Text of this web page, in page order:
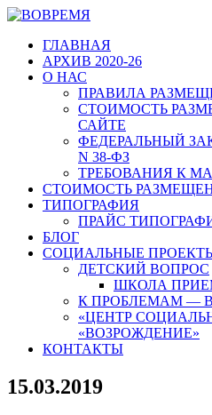
ГЛАВНАЯ
АРХИВ 2020-26
О НАС
ПРАВИЛА
СТОИМОСТЬ
САЙТЕ
ФЕДЕРАЛЬНЫЙ
N 38-ФЗ
ТРЕБОВАНИЯ К
СТОИМОСТЬ
ТИПОГРАФИЯ
ПРАЙС
БЛОГ
СОЦИАЛЬНЫЕ
ДЕТСКИЙ ВОПРОС
ШКОЛА
К ПРОБЛЕМАМ —
«ЦЕНТР
«ВОЗРОЖДЕНИЕ»
КОНТАКТЫ
15.03.2019